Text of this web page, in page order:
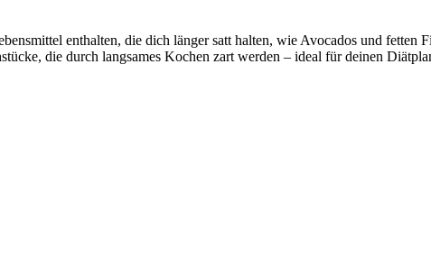
enthalten, die dich länger satt halten, wie Avocados und
die durch langsames Kochen zart werden – ideal für deinen